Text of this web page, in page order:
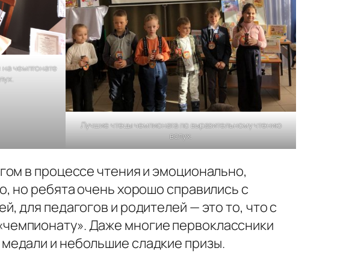
чемптонате
Лучшие чтецы чемпионата по выразительному чтению
вслух.
в процессе чтения и эмоционально,
но ребята очень хорошо справились с
для педагогов и родителей — это то, что с
Даже многие первоклассники
и небольшие сладкие призы.